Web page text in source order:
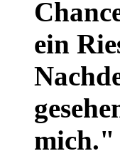
ein
mich."